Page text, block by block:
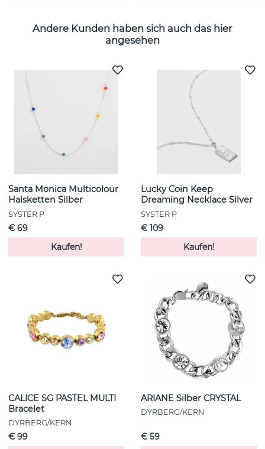
Andere Kunden haben sich auch das hier
angesehen
Santa Monica Multicolour
Halsketten Silber
SYSTER P
€ 69
Kaufen!
Lucky Coin Keep
Dreaming Necklace Silver
SYSTER P
€ 109
Kaufen!
CALICE SG PASTEL MULTI
Bracelet
DYRBERG/KERN
€ 99
ARIANE Silber CRYSTAL
DYRBERG/KERN
€ 59